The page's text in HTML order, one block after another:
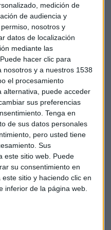
medición de
de audiencia y
nosotros y
datos de localización
mediante las
hacer clic para
y a nuestros 1538
el procesamiento
alternativa, puede acceder
sus preferencias
Tenga en
de sus datos personales
pero usted tiene
Sus
este sitio web. Puede
su consentimiento en
sitio y haciendo clic en
inferior de la página web.
que la proyección
si la inflación,
se dirigía de nuevo al
estancada en un nivel
demasiado fuerte
afirmó Piet Haines
Bank.
por Reuters
que el BCE
pero con el cambio de
asignan ahora un 63% de
se espera que sea la
julio de 2022.